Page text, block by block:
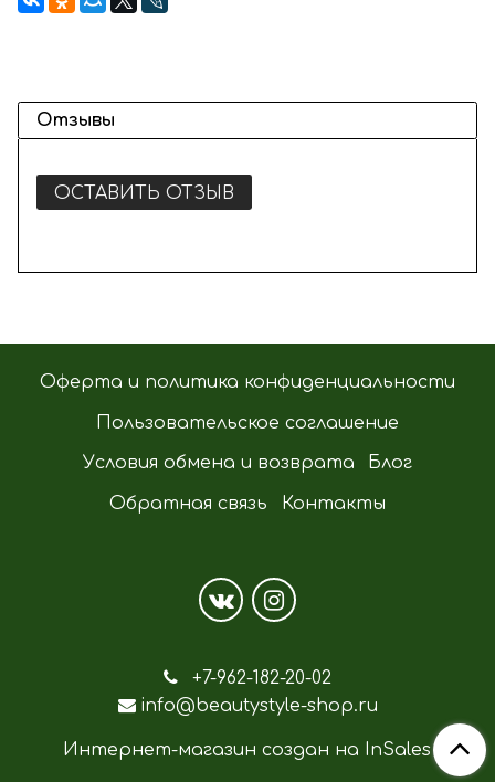
Отзывы
ОСТАВИТЬ ОТЗЫВ
Оферта и политика конфиденциальности
Пользовательское соглашение
Условия обмена и возврата Блог
Обратная связь Контакты
+7-962-182-20-02
info@beautystyle-shop.ru
Интернет-магазин создан на InSales